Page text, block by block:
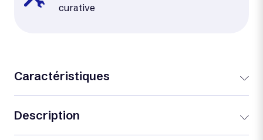
curative
Caractéristiques
Description